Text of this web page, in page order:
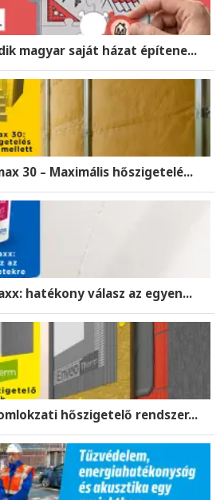
magyar saját házat építene...
30 – Maximális hőszigetelé...
hatékony válasz az egyen...
hőszigetelő rendszer...